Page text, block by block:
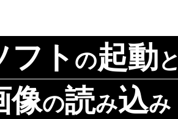
フト の起動と
像の読み込み